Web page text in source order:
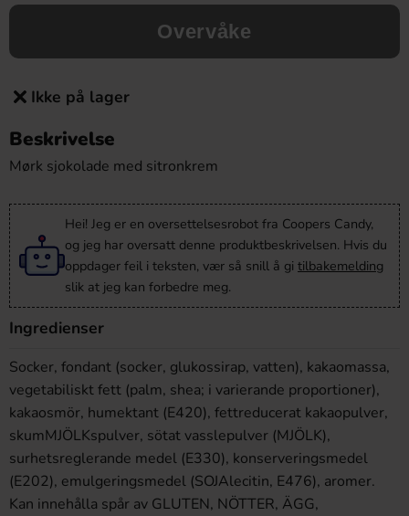
Overvåke
Ikke på lager
Beskrivelse
Mørk sjokolade med sitronkrem
Hei! Jeg er en oversettelsesrobot fra Coopers Candy,
og jeg har oversatt denne produktbeskrivelsen. Hvis du
oppdager feil i teksten, vær så snill å gi tilbakemelding
slik at jeg kan forbedre meg.
Ingredienser
Socker, fondant (socker, glukossirap, vatten), kakaomassa,
vegetabiliskt fett (palm, shea; i varierande proportioner),
kakaosmör, humektant (E420), fettreducerat kakaopulver,
skumMJÖLKspulver, sötat vasslepulver (MJÖLK),
surhetsreglerande medel (E330), konserveringsmedel
(E202), emulgeringsmedel (SOJAlecitin, E476), aromer.
Kan innehålla spår av GLUTEN, NÖTTER, ÄGG,